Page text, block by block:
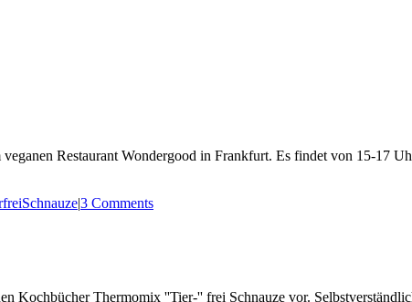
Restaurant Wondergood in Frankfurt. Es findet von 15-17
|3 Comments
Kochbücher Thermomix ''Tier-'' frei Schnauze vor.